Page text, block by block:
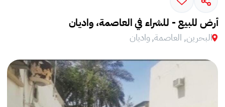
أرض للبيع - للشراء في العاصمة، واديان
البحرين, العاصمة, واديان